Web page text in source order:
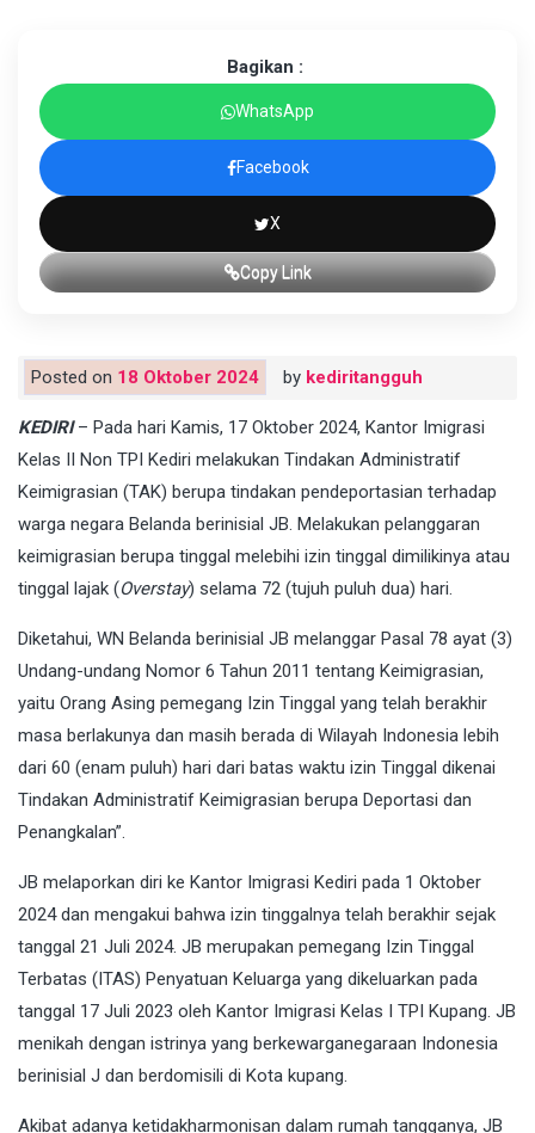
Bagikan :
WhatsApp
Facebook
X
Copy Link
Posted on 18 Oktober 2024 by kediritangguh
KEDIRI– Pada hari Kamis, 17 Oktober 2024, Kantor Imigrasi
Kelas II Non TPI Kediri melakukan Tindakan Administratif
Keimigrasian (TAK) berupa tindakan pendeportasian terhadap
warga negara Belanda berinisial JB. Melakukan pelanggaran
keimigrasian berupa tinggal melebihi izin tinggal dimilikinya atau
tinggal lajak (Overstay) selama 72 (tujuh puluh dua) hari.
Diketahui, WN Belanda berinisial JB melanggar Pasal 78 ayat (3)
Undang-undang Nomor 6 Tahun 2011 tentang Keimigrasian,
yaitu Orang Asing pemegang Izin Tinggal yang telah berakhir
masa berlakunya dan masih berada di Wilayah Indonesia lebih
dari 60 (enam puluh) hari dari batas waktu izin Tinggal dikenai
Tindakan Administratif Keimigrasian berupa Deportasi dan
Penangkalan”.
JB melaporkan diri ke Kantor Imigrasi Kediri pada 1 Oktober
2024 dan mengakui bahwa izin tinggalnya telah berakhir sejak
tanggal 21 Juli 2024. JB merupakan pemegang Izin Tinggal
Terbatas (ITAS) Penyatuan Keluarga yang dikeluarkan pada
tanggal 17 Juli 2023 oleh Kantor Imigrasi Kelas I TPI Kupang. JB
menikah dengan istrinya yang berkewarganegaraan Indonesia
berinisial J dan berdomisili di Kota kupang.
Akibat adanya ketidakharmonisan dalam rumah tangganya, JB